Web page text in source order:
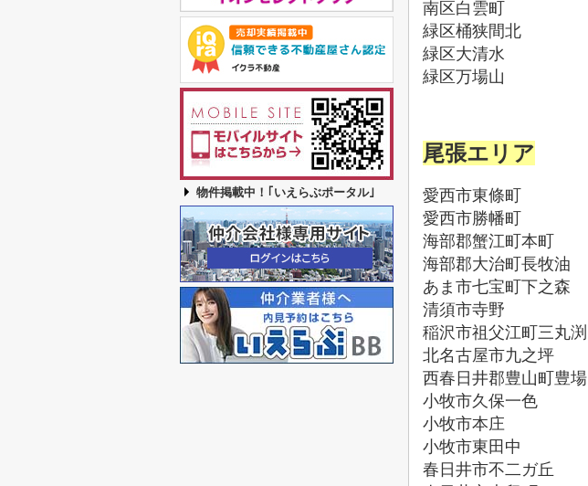
南区白雲町
緑区桶狭間北
緑区大清水
緑区万場山
尾張エリア
愛西市東條町
愛西市勝幡町
海部郡蟹江町本町
海部郡大治町長牧油
あま市七宝町下之森
清須市寺野
稲沢市祖父江町三丸渕
北名古屋市九之坪
西春日井郡豊山町豊場
小牧市久保一色
小牧市本庄
小牧市東田中
春日井市不二ガ丘
物件掲載中！｢いえらぶポータル｣